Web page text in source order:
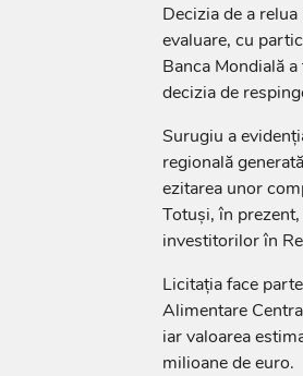
Decizia de a
evaluare, cu
Banca Mondială
decizia de
Surugiu a
regională
ezitarea unor
Totuși, în
investitorilor în
Licitația face
Alimentare
iar valoarea
milioane de euro.